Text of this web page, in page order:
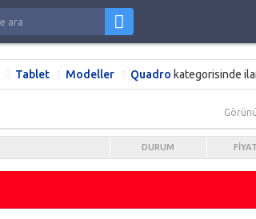
Tablet Modeller Quadro kategorisinde
DURUM FIYAT